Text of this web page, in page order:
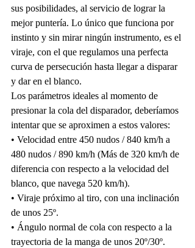
sus posibilidades, al servicio de lograr la
mejor puntería. Lo único que funciona por
instinto y sin mirar ningún instrumento, es el
viraje, con el que regulamos una perfecta
curva de persecución hasta llegar a disparar
y dar en el blanco.
Los parámetros ideales al momento de
presionar la cola del disparador, deberíamos
intentar que se aproximen a estos valores:
• Velocidad entre 450 nudos / 840 km/h a
480 nudos / 890 km/h (Más de 320 km/h de
diferencia con respecto a la velocidad del
blanco, que navega 520 km/h).
• Viraje próximo al tiro, con una inclinación
de unos 25º.
• Ángulo normal de cola con respecto a la
trayectoria de la manga de unos 20º/30º.